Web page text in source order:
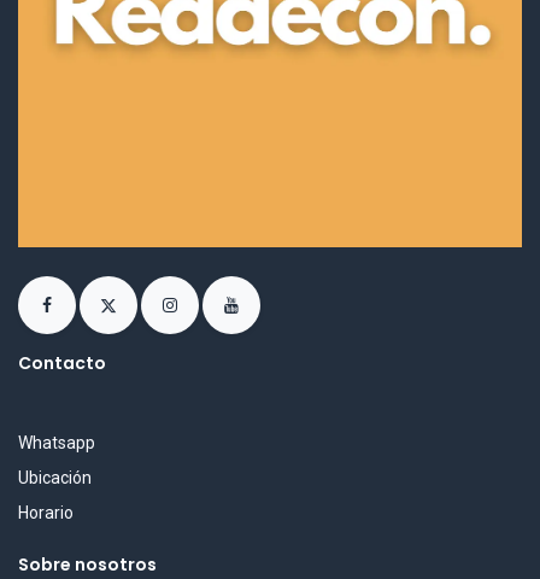
Contacto
Whatsapp
Ubicación
Horario
Sobre nosotros